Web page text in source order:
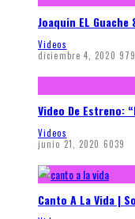
Joaquin EL
Videos
diciembre 4, 2020
Video De Estreno:
Videos
junio 21, 2020 6039
Canto A La Vida |